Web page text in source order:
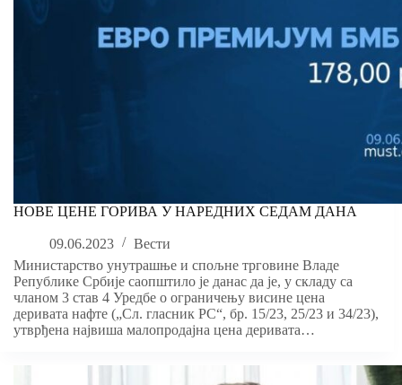
НОВЕ ЦЕНЕ ГОРИВА У НАРЕДНИХ СЕДАМ ДАНА
09.06.2023
Вести
Министарство унутрашње и спољне трговине Владе
Републике Србије саопштило је данас да je, у складу са
чланом 3 став 4 Уредбе о ограничењу висине цена
деривата нафте („Сл. гласник РС“, бр. 15/23, 25/23 и 34/23),
утврђена највиша малопродајна цена деривата…